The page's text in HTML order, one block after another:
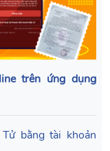
trên ứng dụng
bằng tài khoản